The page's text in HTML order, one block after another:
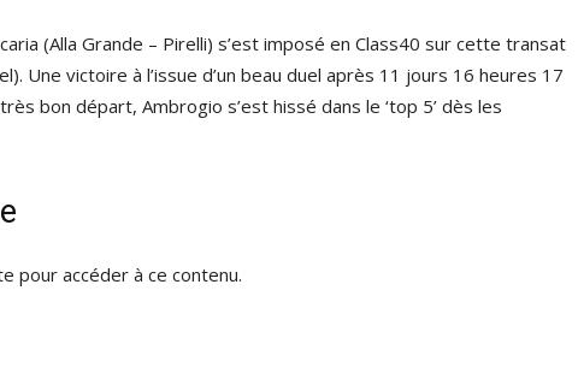
(Alla Grande – Pirelli) s’est imposé en Class40 sur cette transat
Une victoire à l’issue d’un beau duel après 11 jours 16 heures 17
bon départ, Ambrogio s’est hissé dans le ‘top 5’ dès les
pour accéder à ce contenu.